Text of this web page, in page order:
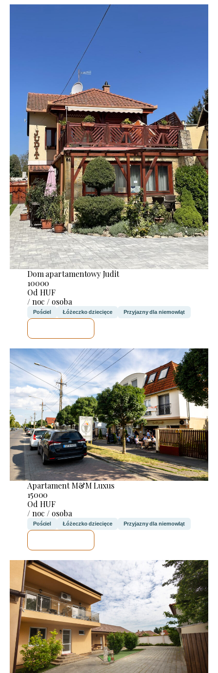
Dom apartamentowy Judit
10000
Od HUF
/ noc / osoba
Pościel Łóżeczko dziecięce Przyjazny dla niemowląt
Apartament M&M Luxus
15000
Od HUF
/ noc / osoba
Pościel Łóżeczko dziecięce Przyjazny dla niemowląt